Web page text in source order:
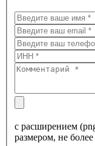
с расширением
размером, не